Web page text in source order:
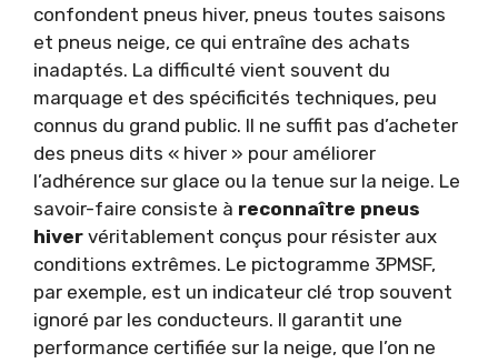
confondent pneus hiver, pneus toutes saisons
et pneus neige, ce qui entraîne des achats
inadaptés. La difficulté vient souvent du
marquage et des spécificités techniques, peu
connus du grand public. Il ne suffit pas d’acheter
des pneus dits « hiver » pour améliorer
l’adhérence sur glace ou la tenue sur la neige. Le
savoir-faire consiste à reconnaître pneus
hiver véritablement conçus pour résister aux
conditions extrêmes. Le pictogramme 3PMSF,
par exemple, est un indicateur clé trop souvent
ignoré par les conducteurs. Il garantit une
performance certifiée sur la neige, que l’on ne